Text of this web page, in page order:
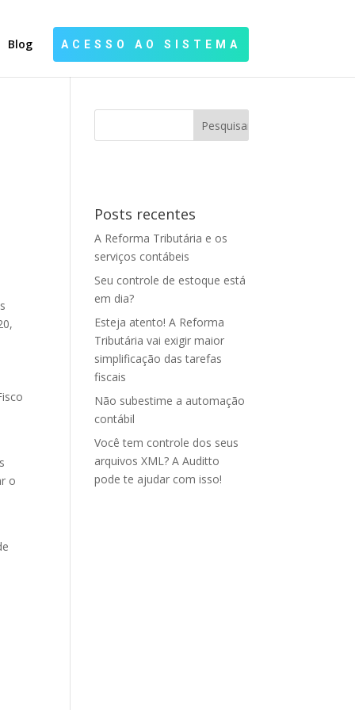
Blog ACESSO AO SISTEMA
o
Posts recentes
A Reforma Tributária e os
serviços contábeis
Seu controle de estoque está
em dia?
Esteja atento! A Reforma
Tributária vai exigir maior
simplificação das tarefas
fiscais
Não subestime a automação
contábil
Você tem controle dos seus
arquivos XML? A Auditto
pode te ajudar com isso!